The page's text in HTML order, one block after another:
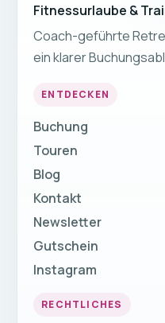
Fitnessurlaube &
Coach-geführte
ein klarer
ENTDECKEN
Buchung
Touren
Blog
Kontakt
Newsletter
Gutschein
Instagram
RECHTLICHES